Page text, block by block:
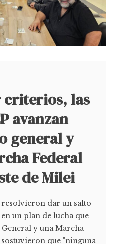
criterios, las
avanzan
general y
Federal
de Milei
resolvieron dar un salto
un plan de lucha que
y una Marcha
que "ninguna